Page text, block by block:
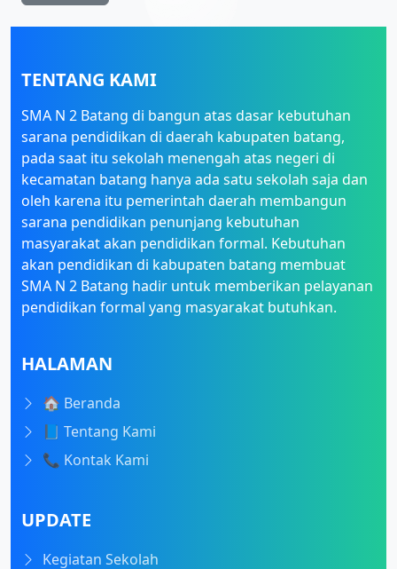
TENTANG KAMI
SMA N 2 Batang di bangun atas dasar kebutuhan
sarana pendidikan di daerah kabupaten batang,
pada saat itu sekolah menengah atas negeri di
kecamatan batang hanya ada satu sekolah saja dan
oleh karena itu pemerintah daerah membangun
sarana pendidikan penunjang kebutuhan
masyarakat akan pendidikan formal. Kebutuhan
akan pendidikan di kabupaten batang membuat
SMA N 2 Batang hadir untuk memberikan pelayanan
pendidikan formal yang masyarakat butuhkan.
HALAMAN
🏠 Beranda
📘 Tentang Kami
📞 Kontak Kami
UPDATE
Kegiatan Sekolah